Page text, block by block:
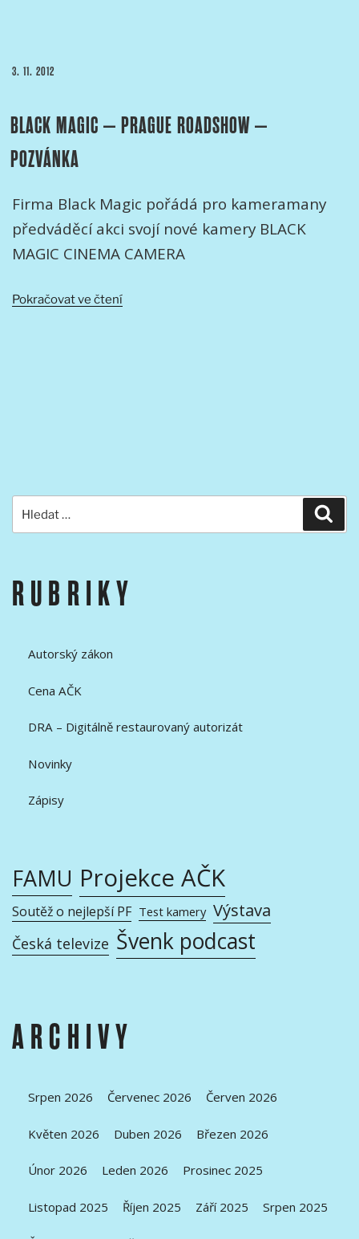
PUBLIKOVÁNO
3. 11. 2012
BLACK MAGIC – PRAGUE ROADSHOW –
POZVÁNKA
Firma Black Magic pořádá pro kameramany
předváděcí akci svojí nové kamery BLACK
MAGIC CINEMA CAMERA
Pokračovat ve čtení„BLACK
RUBRIKY
Autorský zákon
Cena AČK
DRA – Digitálně restaurovaný autorizát
Novinky
Zápisy
FAMU Projekce AČK
Soutěž o nejlepší PF Test kamery Výstava
Česká televize Švenk podcast
ARCHIVY
Srpen 2026 Červenec 2026 Červen 2026
Květen 2026 Duben 2026 Březen 2026
Únor 2026 Leden 2026 Prosinec 2025
Listopad 2025 Říjen 2025 Září 2025 Srpen 2025